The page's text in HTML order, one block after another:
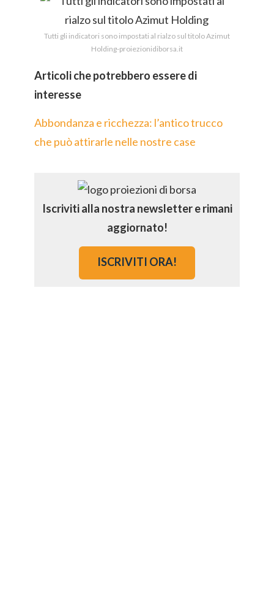
Tutti gli indicatori sono impostati al rialzo sul titolo Azimut
Holding-proiezionidiborsa.it
Articoli che potrebbero essere di
interesse
Abbondanza e ricchezza: l’antico trucco
che può attirarle nelle nostre case
Iscriviti alla nostra newsletter e rimani
aggiornato!
ISCRIVITI ORA!